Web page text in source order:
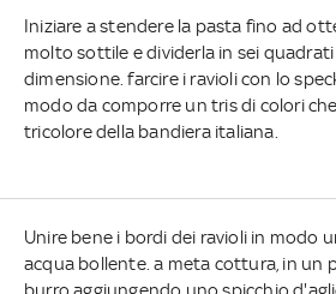
Iniziare a stendere la pasta fino ad
molto sottile e dividerla in sei
dimensione. farcire i ravioli con lo
modo da comporre un tris di colori
tricolore della bandiera italiana.
Unire bene i bordi dei ravioli in modo
acqua bollente. a meta cottura, in un